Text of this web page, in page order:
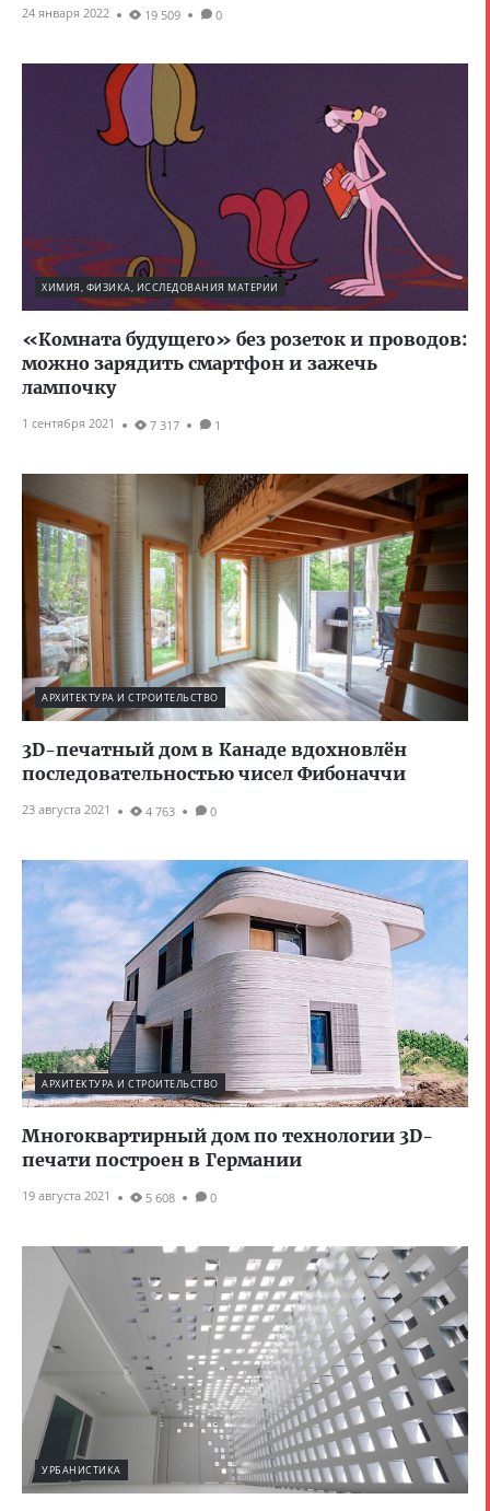
24 января 2022 19 509 0
ХИМИЯ, ФИЗИКА, ИССЛЕДОВАНИЯ МАТЕРИИ
«Комната будущего» без розеток и проводов:
можно зарядить смартфон и зажечь
лампочку
1 сентября 2021 7 317 1
АРХИТЕКТУРА И СТРОИТЕЛЬСТВО
3D-печатный дом в Канаде вдохновлён
последовательностью чисел Фибоначчи
23 августа 2021 4 763 0
АРХИТЕКТУРА И СТРОИТЕЛЬСТВО
Многоквартирный дом по технологии 3D-
печати построен в Германии
19 августа 2021 5 608 0
УРБАНИСТИКА